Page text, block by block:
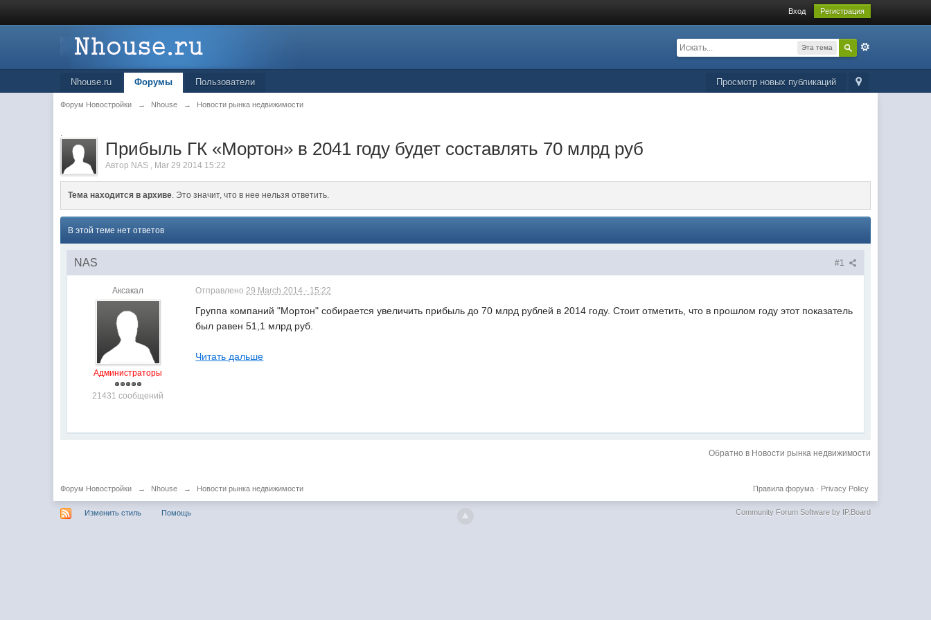
Вход Регистрация
Эта тема
Просмотр новых публикаций
Nhouse.ru Форумы Пользователи
Форум Новостройки → Nhouse → Новости рынка недвижимости
.
Прибыль ГК «Мортон» в 2041 году будет составлять 70 млрд руб
Автор NAS , Mar 29 2014 15:22
Тема находится в архиве. Это значит, что в нее нельзя ответить.
В этой теме нет ответов
#1
NAS
Аксакал
Администраторы
21431 сообщений
Отправлено29 March 2014 - 15:22
Группа компаний "Мортон" собирается увеличить прибыль до 70 млрд рублей в 2014 году. Стоит отметить, что в прошлом году этот показатель
был равен 51,1 млрд руб.
Читать дальше
Обратно в Новости рынка недвижимости
Форум Новостройки → Nhouse → Новости рынка недвижимости Privacy Policy
Правила форума·
Изменить стиль Помощь Community Forum Software by IP.Board